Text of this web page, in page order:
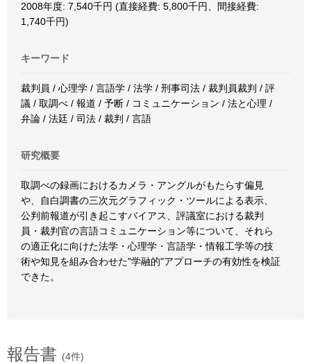
2008年度: 7,540千円 (直接経費: 5,800千円、間接経費:
1,740千円)
キーワード
裁判員 / 心理学 / 言語学 / 法学 / 刑事司法 / 裁判員裁判 / 評
議 / 取調べ / 報道 / 予断 / コミュニケーション / 法と心理 /
弁論 / 法廷 / 司法 / 裁判 / 言語
研究概要
取調べの録画におけるカメラ・アングルがもたらす偏見
や、自白調書の三次元グラフィック・ツールによる表示、
公判前報道が引き起こすバイアス、評議室における裁判
員・裁判官の言語コミュニケーション等について、それら
の適正化に向けた法学・心理学・言語学・情報工学等の技
術や知見を組み合わせた"学融的"アプローチの有効性を検証
できた。
報告書 (4件)